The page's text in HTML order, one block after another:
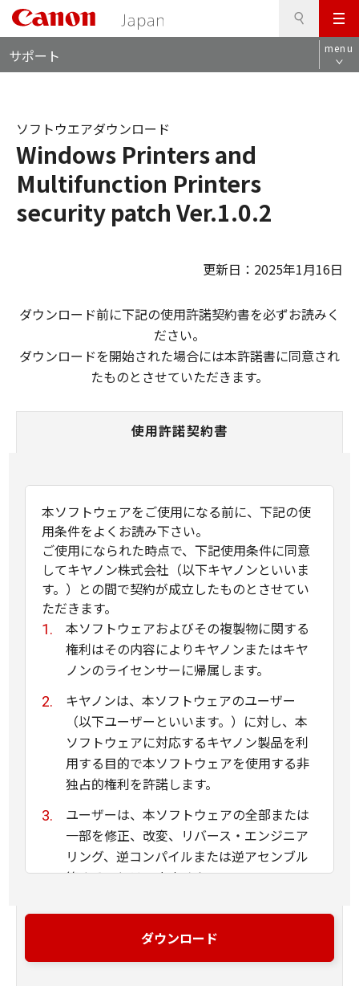
メ
ニ
ュ
サポート menu
Windows Printers and
Multifunction Printers
security patch Ver.1.0.2
ソフトウエアダウンロード
更新日：2025年1月16日
ダウンロード前に下記の使用許諾契約書を必ずお読みく
ださい。
ダウンロードを開始された場合には本許諾書に同意され
たものとさせていただきます。
使用許諾契約書
本ソフトウェアをご使用になる前に、下記の使
用条件をよくお読み下さい。
ご使用になられた時点で、下記使用条件に同意
してキヤノン株式会社（以下キヤノンといいま
す。）との間で契約が成立したものとさせてい
ただきます。
本ソフトウェアおよびその複製物に関する
権利はその内容によりキヤノンまたはキヤ
ノンのライセンサーに帰属します。
キヤノンは、本ソフトウェアのユーザー
（以下ユーザーといいます。）に対し、本
ソフトウェアに対応するキヤノン製品を利
用する目的で本ソフトウェアを使用する非
独占的権利を許諾します。
ユーザーは、本ソフトウェアの全部または
一部を修正、改変、リバース・エンジニア
リング、逆コンパイルまたは逆アセンブル
等することはできません。
ン株式会社およびキヤノンのライセンサー
は、本ソフトウェアがユーザーの特定の目
ダウンロード